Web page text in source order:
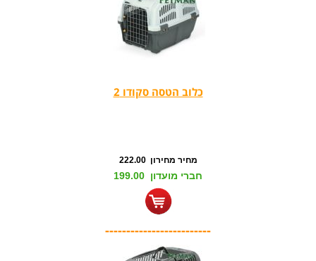
כלוב הטסה סקודו 2
מחיר מחירון 222.00
חברי מועדון 199.00
-------------------------